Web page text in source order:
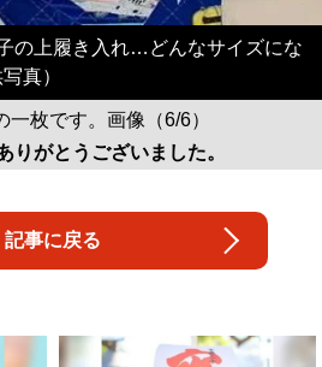
の上履き入れ…どんなサイズにな
真）
一枚です。画像（6/6）
りがとうございました。
記事に戻る